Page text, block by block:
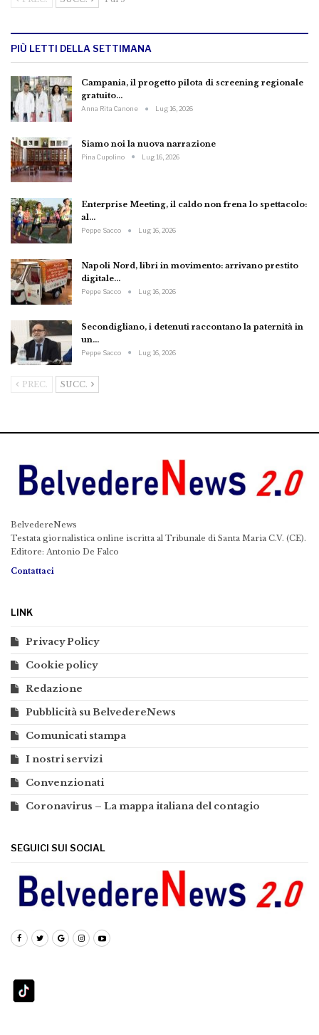
PIÙ LETTI DELLA SETTIMANA
Campania, il progetto pilota di screening regionale
gratuito…
Anna Rita Canone Lug 16, 2026
Siamo noi la nuova narrazione
Pina Cupolino Lug 16, 2026
Enterprise Meeting, il caldo non frena lo spettacolo:
al…
Peppe Sacco Lug 16, 2026
Napoli Nord, libri in movimento: arrivano prestito
digitale…
Peppe Sacco Lug 16, 2026
Secondigliano, i detenuti raccontano la paternità in
un…
Peppe Sacco Lug 16, 2026
PREC. SUCC.
BelvedereNews
Testata giornalistica online iscritta al Tribunale di Santa Maria C.V. (CE).
Editore: Antonio De Falco
Contattaci
LINK
Privacy Policy
Cookie policy
Redazione
Pubblicità su BelvedereNews
Comunicati stampa
I nostri servizi
Convenzionati
Coronavirus – La mappa italiana del contagio
SEGUICI SUI SOCIAL